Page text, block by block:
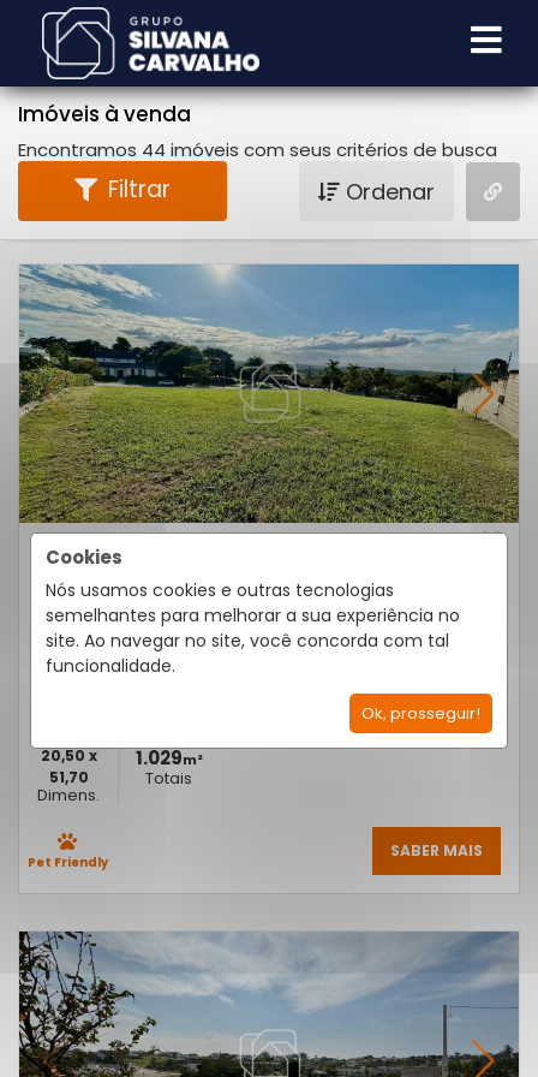
Cookies
Nós usamos cookies e outras tecnologias
semelhantes para melhorar a sua experiência no
site. Ao navegar no site, você concorda com tal
funcionalidade.
Ok, prosseguir!
Imóveis à venda
Encontramos 44 imóveis com seus critérios de busca
Filtrar Ordenar
TERRENO CONDOMÍNIO FAZENDA KURUMIN 1.029M²
CONDOMÍNIO FAZENDA KURUMIN - ITU
Cód.: 29387
Venda
R$ 480.000,00
IPTU R$ 90,04
20,50 x
51,70
Dimens.
1.029m²
Totais
Pet Friendly
SABER MAIS